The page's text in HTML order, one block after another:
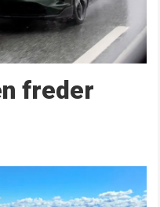
freder